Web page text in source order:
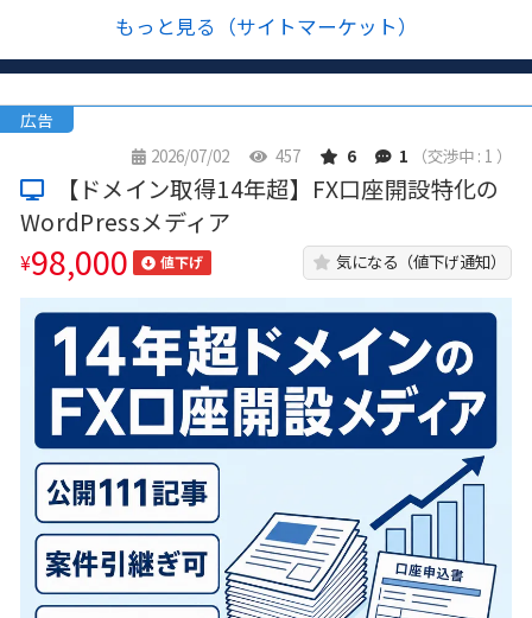
もっと見る（サイトマーケット）
広告
2026/07/02
457 6 1 （交渉中 : 1 ）
【ドメイン取得14年超】FX口座開設特化の
WordPressメディア
¥98,000 値下げ 気になる（値下げ通知）